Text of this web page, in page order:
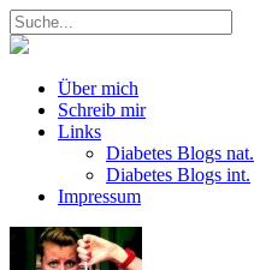
Über mich
Schreib mir
Links
Diabetes Blogs nat.
Diabetes Blogs int.
Impressum